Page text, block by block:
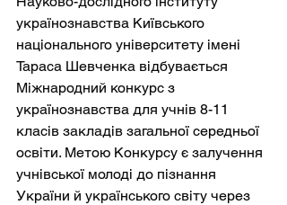
українознавства Київського
національного університету імені
Тараса Шевченка відбувається
Міжнародний конкурс з
українознавства для учнів 8-11
класів закладів загальної середньої
освіти. Метою Конкурсу є залучення
учнівської молоді до пізнання
України й українського світу через